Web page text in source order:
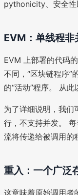
pythonicity、安全性
EVM：单线程非
EVM 上部署的代码
不同，“区块链程序”
的“活动”程序。 从此
为了详细说明，我们
行，不支持并发。
流将传递给被调用的
重入：一个广泛
这意味着原始调用者